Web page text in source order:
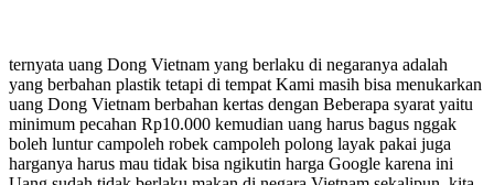
ternyata uang Dong Vietnam yang berlaku di negaranya adalah
yang berbahan plastik tetapi di tempat Kami masih bisa menukarkan
uang Dong Vietnam berbahan kertas dengan Beberapa syarat yaitu
minimum pecahan Rp10.000 kemudian uang harus bagus nggak
boleh luntur campoleh robek campoleh polong layak pakai juga
harganya harus mau tidak bisa ngikutin harga Google karena ini